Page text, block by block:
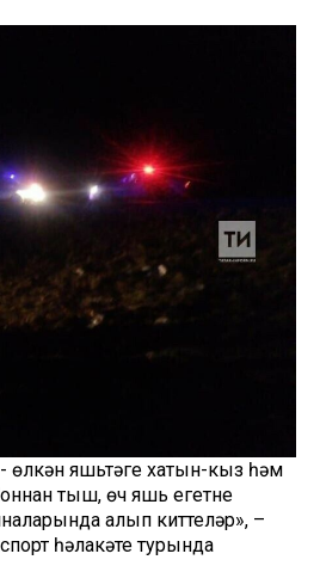
өлкән яшьтәге хатын-кыз һәм
тыш, өч яшь егетне
алып киттеләр», –
һәлакәте турында